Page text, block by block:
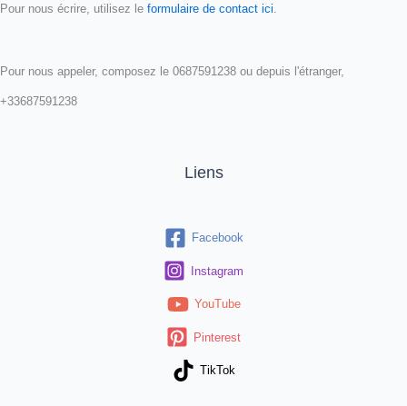
Pour nous écrire, utilisez le formulaire de contact ici
Pour nous appeler, composez le 0687591238 ou depuis l'étranger,
+33687591238
Liens
Facebook
Instagram
YouTube
Pinterest
TikTok